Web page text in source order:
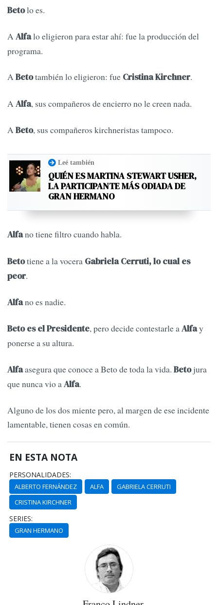
Betolo es.
AAlfalo eligieron para estar ahí: fue la producción del
programa.
ABetotambién lo eligieron: fue Cristina Kirchner.
AAlfa, sus compañeros de encierro no le creen nada.
ABeto, sus compañeros kirchneristas tampoco.
Leé también
QUIÉN ES MARTINA STEWART USHER,
LA PARTICIPANTE MÁS ODIADA DE
GRAN HERMANO
Alfano tiene filtro cuando habla.
Betotiene a la vocera Gabriela Cerruti, lo cual es
peor.
Alfano es nadie.
Beto es el Presidente, pero decide contestarle aAlfay
ponerse a su altura.
Alfaasegura que conoce a Beto de toda la vida. Betojura
que nunca vio aAlfa.
Alguno de los dos miente pero, al margen de ese incidente
lamentable, tienen cosas en común.
EN ESTA NOTA
PERSONALIDADES:
ALBERTO FERNÁNDEZ ALFA
GABRIELA CERRUTI
CRISTINA KIRCHNER
SERIES:
GRAN HERMANO